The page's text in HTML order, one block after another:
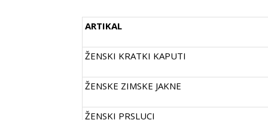
ARTIKAL
ŽENSKI KRATKI KAPUTI
ŽENSKE ZIMSKE JAKNE
ŽENSKI PRSLUCI